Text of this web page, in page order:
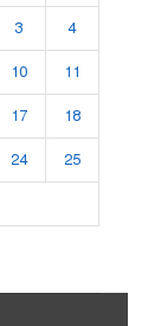
3 4
10 11
17 18
24 25